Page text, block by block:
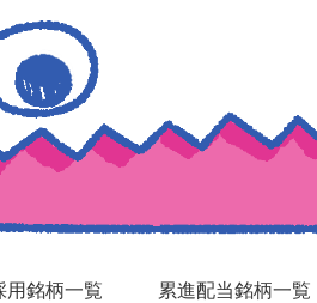
用銘柄一覧 累進配当銘柄一覧